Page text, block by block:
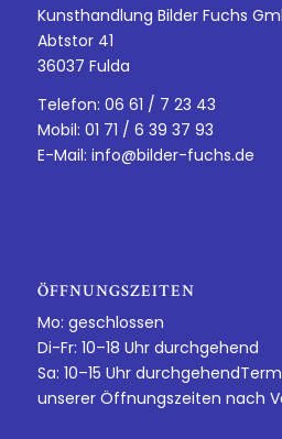
Kunsthandlung Bilder Fuchs
Abtstor 41
36037 Fulda
Telefon: 06 61 / 7 23 43
Mobil: 01 71 / 6 39 37 93
E-Mail: info@bilder-fuchs.de
ÖFFNUNGSZEITEN
Mo: geschlossen
Di-Fr: 10–18 Uhr durchgehend
Sa: 10–15 Uhr
unserer Öffnungszeiten nach